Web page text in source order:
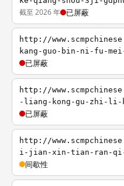
截至 2026 年 已屏蔽
http://
kang-guo-bin-ni-fu-
已屏蔽
http://
-liang-kong-gu-zhi-li-
已屏蔽
http://
i-jian-xin-tian-ran-qi-
间歇性